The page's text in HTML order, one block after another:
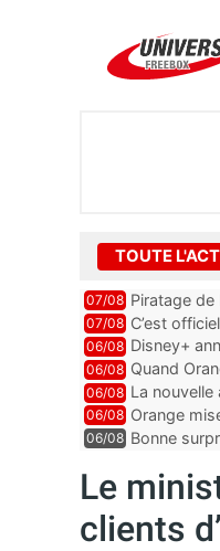
TOUTE
07/08 Piratage
auraient fuité
07/08 C’est
Vision 2
06/08 Disney+
06/08 Quand
06/08 La
abonnés
06/08 Orange
06/08 Bonne
Le
clients